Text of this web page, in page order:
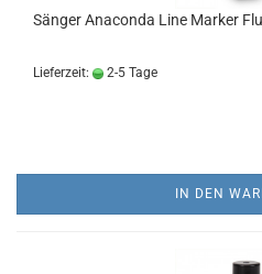
Sänger Anaconda Line Marker
Lieferzeit: 2-5 Tage
IN DEN